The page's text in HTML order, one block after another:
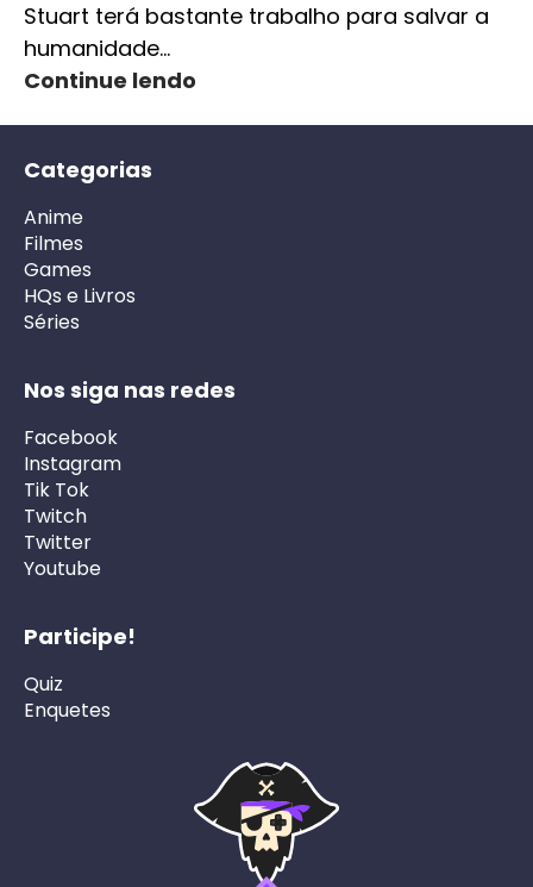
Stuart terá bastante trabalho para salvar a
humanidade…
Continue lendo
Categorias
Anime
Filmes
Games
HQs e Livros
Séries
Nos siga nas redes
Facebook
Instagram
Tik Tok
Twitch
Twitter
Youtube
Participe!
Quiz
Enquetes